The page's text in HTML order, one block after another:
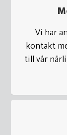
Vi har
kontakt
till vår